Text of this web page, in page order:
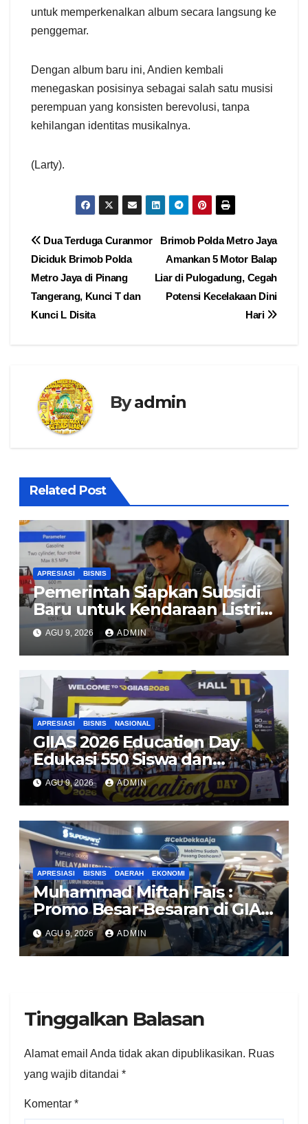
untuk memperkenalkan album secara langsung ke
penggemar.
Dengan album baru ini, Andien kembali
menegaskan posisinya sebagai salah satu musisi
perempuan yang konsisten berevolusi, tanpa
kehilangan identitas musikalnya.
(Larty).
Navigasi
pos
Brimob Polda Metro Jaya
Amankan 5 Motor Balap
Liar di Pulogadung, Cegah
Potensi Kecelakaan Dini
Hari
Dua Terduga Curanmor
Diciduk Brimob Polda
Metro Jaya di Pinang
Tangerang, Kunci T dan
Kunci L Disita
Byadmin
Related Post
APRESIASI BISNIS
Pemerintah Siapkan Subsidi
Baru untuk Kendaraan Listrik
di 2026
AGU 9, 2026 ADMIN
APRESIASI BISNIS NASIONAL
GIIAS 2026 Education Day
Edukasi 550 Siswa dan
Mahasiswa Soal Teknologi EV
dan Industri Otomotif
AGU 9, 2026 ADMIN
APRESIASI BISNIS DAERAH EKONOMI
Muhammad Miftah Fais :
Promo Besar-Besaran di GIAS,
GPS.id Tawarkan Free
Instalasi Free Charge
AGU 9, 2026 ADMIN
Tinggalkan Balasan
Alamat email Anda tidak akan dipublikasikan. Ruas
yang wajib ditandai *
Komentar *